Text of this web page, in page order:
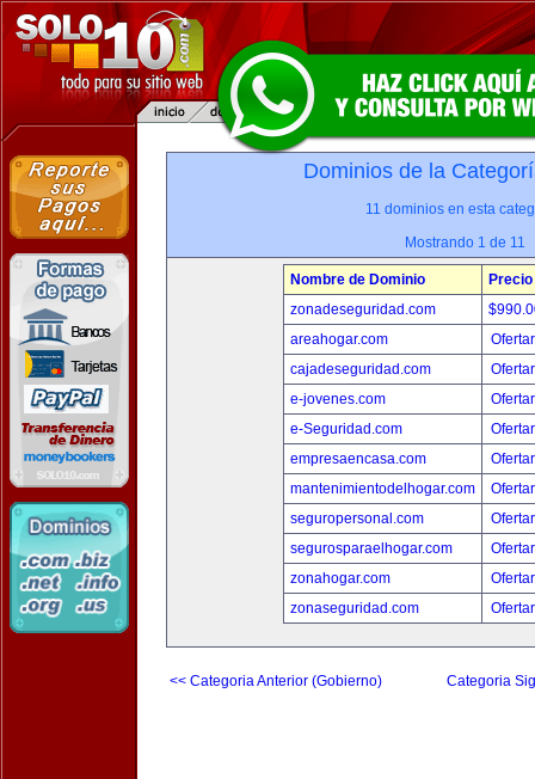
Dominios de la
11 dominios en esta
Mostrando 1 de 11
Nombre de Dominio
Precio
zonadeseguridad.com
areahogar.com
cajadeseguridad.com
e-jovenes.com
e-Seguridad.com
empresaencasa.com
mantenimientodelhogar.com
seguropersonal.com
segurosparaelhogar.com
zonahogar.com
zonaseguridad.com
<< Categoria Anterior (Gobierno) Categoria